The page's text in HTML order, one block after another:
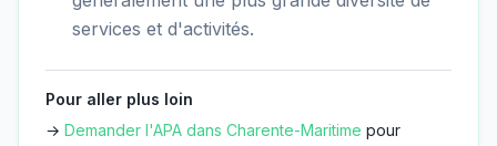
services et d'activités.
Pour aller plus loin
→ Demander l'APA dans Charente-Maritime pour